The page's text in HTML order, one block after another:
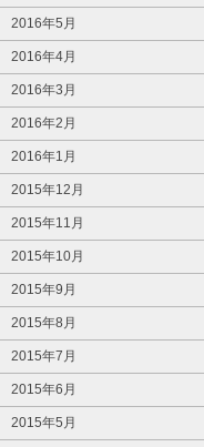
2016年5月
2016年4月
2016年3月
2016年2月
2016年1月
2015年12月
2015年11月
2015年10月
2015年9月
2015年8月
2015年7月
2015年6月
2015年5月